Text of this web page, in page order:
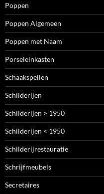
Poppen
Poppen Algemeen
Poppen met Naam
Porseleinkasten
Schaakspellen
Schilderijen
Schilderijen > 1950
Schilderijen < 1950
Schilderijrestauratie
Schrijfmeubels
Secretaires